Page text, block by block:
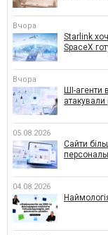
Вчора
Starlink
SpaceX
Вчора
ШІ-агенти
атакували
05.08.2026
Сайти
04.08.2026